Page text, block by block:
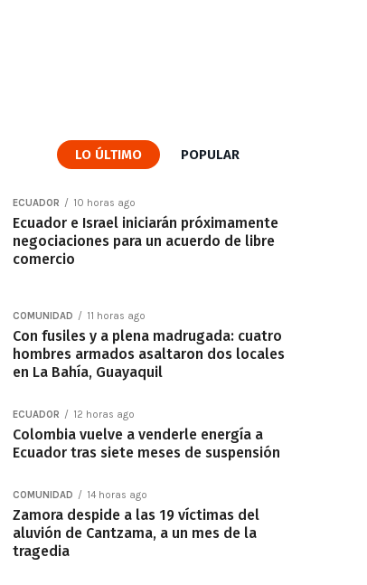
LO ÚLTIMO POPULAR
ECUADOR 10 horas ago
Ecuador e Israel iniciarán próximamente
negociaciones para un acuerdo de libre
comercio
COMUNIDAD 11 horas ago
Con fusiles y a plena madrugada: cuatro
hombres armados asaltaron dos locales
en La Bahía, Guayaquil
ECUADOR 12 horas ago
Colombia vuelve a venderle energía a
Ecuador tras siete meses de suspensión
COMUNIDAD 14 horas ago
Zamora despide a las 19 víctimas del
aluvión de Cantzama, a un mes de la
tragedia